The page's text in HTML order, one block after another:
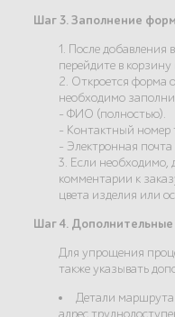
Шаг 3. Заполнение
1. После добавления
перейдите в
2. Откроется форма
необходимо
- ФИО (полностью).
- Контактный номер
- Электронная
3. Если необходимо,
комментарии к
цвета изделия или
Шаг 4.
Для упрощения
также указывать
Детали маршрута
адрес